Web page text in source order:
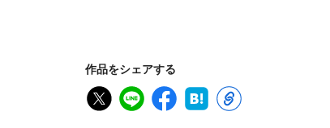
作品をシェアする